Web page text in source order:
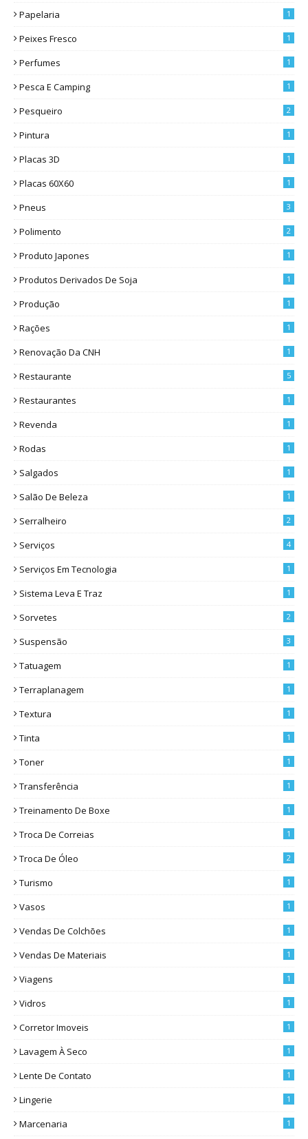
Papelaria 1
Peixes Fresco 1
Perfumes 1
Pesca E Camping 1
Pesqueiro 2
Pintura 1
Placas 3D 1
Placas 60X60 1
Pneus 3
Polimento 2
Produto Japones 1
Produtos Derivados De Soja 1
Produção 1
Rações 1
Renovação Da CNH 1
Restaurante 5
Restaurantes 1
Revenda 1
Rodas 1
Salgados 1
Salão De Beleza 1
Serralheiro 2
Serviços 4
Serviços Em Tecnologia 1
Sistema Leva E Traz 1
Sorvetes 2
Suspensão 3
Tatuagem 1
Terraplanagem 1
Textura 1
Tinta 1
Toner 1
Transferência 1
Treinamento De Boxe 1
Troca De Correias 1
Troca De Óleo 2
Turismo 1
Vasos 1
Vendas De Colchões 1
Vendas De Materiais 1
Viagens 1
Vidros 1
Corretor Imoveis 1
Lavagem À Seco 1
Lente De Contato 1
Lingerie 1
Marcenaria 1